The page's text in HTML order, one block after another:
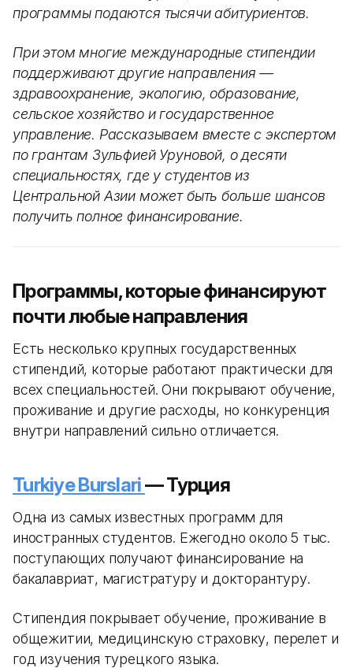
программы подаются тысячи абитуриентов.
При этом многие международные стипендии
поддерживают другие направления —
здравоохранение, экологию, образование,
сельское хозяйство и государственное
управление. Рассказываем вместе с экспертом
по грантам Зульфией Уруновой, о десяти
специальностях, где у студентов из
Центральной Азии может быть больше шансов
получить полное финансирование.
Программы, которые финансируют
почти любые направления
Есть несколько крупных государственных
стипендий, которые работают практически для
всех специальностей. Они покрывают обучение,
проживание и другие расходы, но конкуренция
внутри направлений сильно отличается.
Turkiye Burslari— Турция
Одна из самых известных программ для
иностранных студентов. Ежегодно около 5 тыс.
поступающих получают финансирование на
бакалавриат, магистратуру и докторантуру.
Стипендия покрывает обучение, проживание в
общежитии, медицинскую страховку, перелет и
год изучения турецкого языка.